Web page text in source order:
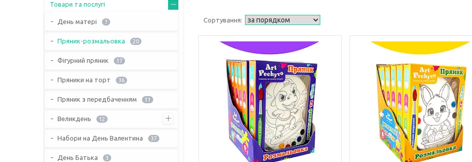
Товари та послугі
День матері 7
Пряник-розмальовка 20
Фігурний пряник 17
Пряники на торт 36
Пряник з передбаченням 11
Великдень 12
Набори на День Валентина 37
День Батька 3